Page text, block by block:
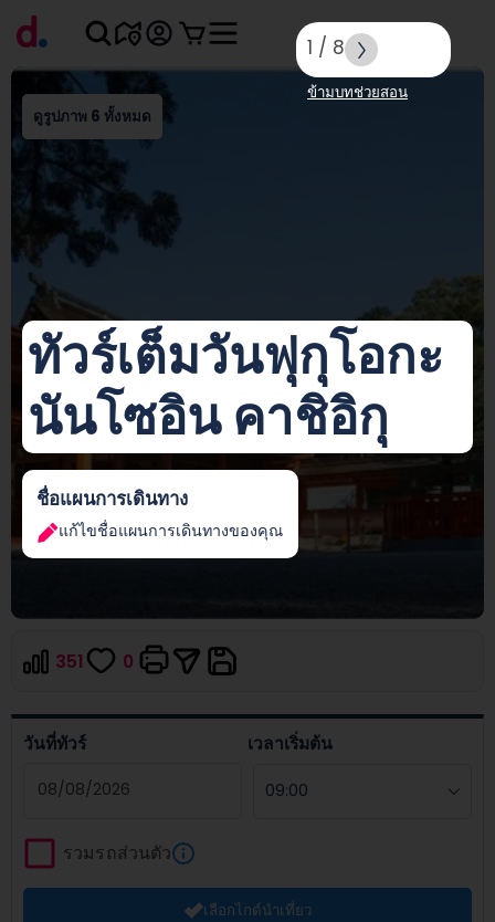
ดูรูปภาพ 6 ทั้งหมด
ทัวร์เต็มวันฟุกุโอกะ
นันโซอิน คาชิอิกุ
ชื่อแผนการเดินทาง
แก้ไขชื่อแผนการเดินทางของคุณ
351 0
วันที่ทัวร์ เวลาเริ่มต้น
forward
to
interact
รวมรถส่วนตัว
เลือกไกด์นำเที่ยว
1 / 8
ข้ามบทช่วยสอน